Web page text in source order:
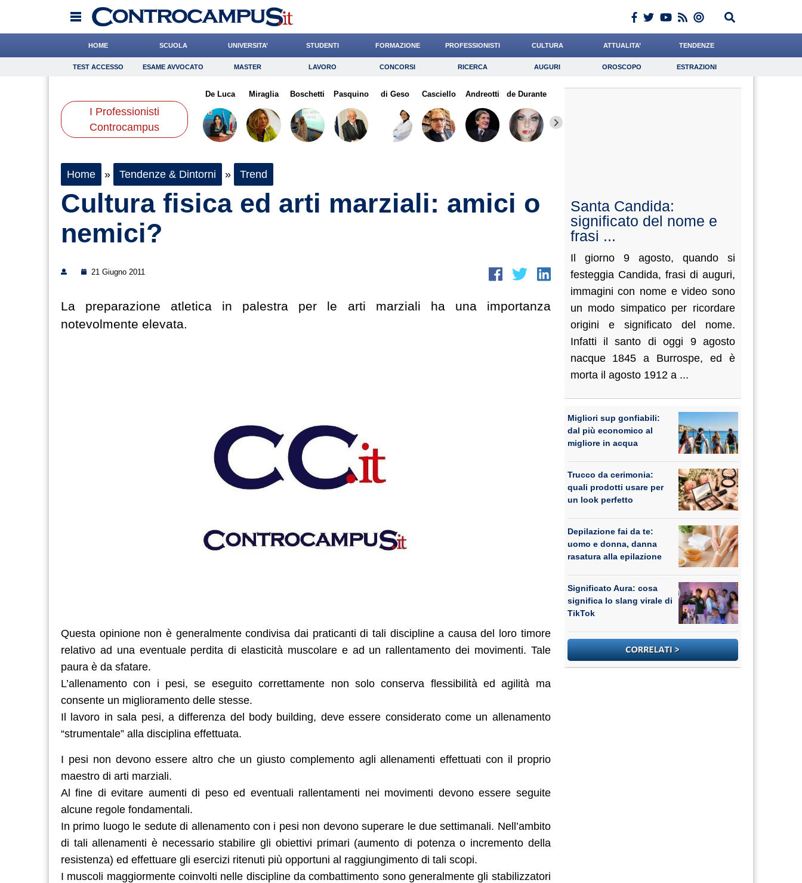
HOME SCUOLA UNIVERSITA’ STUDENTI FORMAZIONE PROFESSIONISTI CULTURA ATTUALITA’ TENDENZE
TEST ACCESSO Esame Avvocato Master Lavoro Concorsi Ricerca Auguri Oroscopo Estrazioni
Consigli Risparmio Diritto Economia Giornalista
Scienze
TEST ACCESSO ESAME AVVOCATO MASTER LAVORO CONCORSI RICERCA AUGURI OROSCOPO ESTRAZIONI
I Professionisti
Controcampus
De Luca Miraglia Boschetti Pasquino di Geso Casciello Andreotti de Durante
Home » Tendenze & Dintorni » Trend
Cultura fisica ed arti marziali: amici o
nemici?
21 Giugno 2011
La preparazione atletica in palestra per le arti marziali ha una importanza
notevolmente elevata.
Questa opinione non è generalmente condivisa dai praticanti di tali discipline a causa del loro timore
relativo ad una eventuale perdita di elasticità muscolare e ad un rallentamento dei movimenti. Tale
paura è da sfatare.
L’allenamento con i pesi, se eseguito correttamente non solo conserva flessibilità ed agilità ma
consente un miglioramento delle stesse.
Il lavoro in sala pesi, a differenza del body building, deve essere considerato come un allenamento
“strumentale” alla disciplina effettuata.
I pesi non devono essere altro che un giusto complemento agli allenamenti effettuati con il proprio
maestro di arti marziali.
Al fine di evitare aumenti di peso ed eventuali rallentamenti nei movimenti devono essere seguite
alcune regole fondamentali.
In primo luogo le sedute di allenamento con i pesi non devono superare le due settimanali. Nell’ambito
di tali allenamenti è necessario stabilire gli obiettivi primari (aumento di potenza o incremento della
resistenza) ed effettuare gli esercizi ritenuti più opportuni al raggiungimento di tali scopi.
I muscoli maggiormente coinvolti nelle discipline da combattimento sono generalmente gli stabilizzatori
Santa Candida:
significato del nome e
frasi ...
Il giorno 9 agosto, quando si
festeggia Candida, frasi di auguri,
immagini con nome e video sono
un modo simpatico per ricordare
origini e significato del nome.
Infatti il santo di oggi 9 agosto
nacque 1845 a Burrospe, ed è
morta il agosto 1912 a ...
Migliori sup gonfiabili:
dal più economico al
migliore in acqua
Trucco da cerimonia:
quali prodotti usare per
un look perfetto
Depilazione fai da te:
uomo e donna, danna
rasatura alla epilazione
Significato Aura: cosa
significa lo slang virale di
TikTok